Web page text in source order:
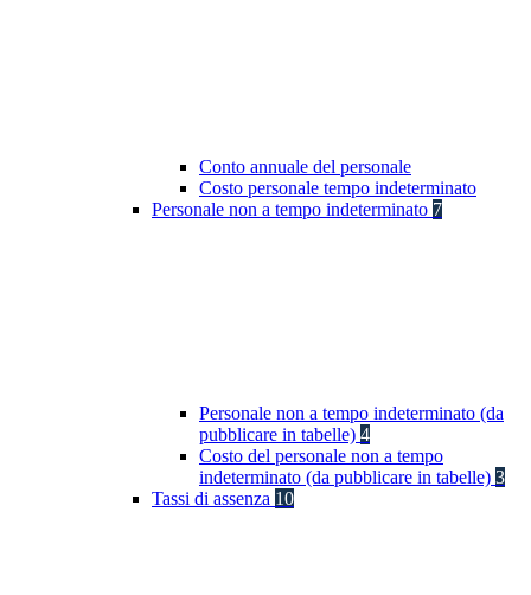
Conto annuale del personale
Costo personale tempo indeterminato
Personale non a tempo indeterminato 7
Personale non a tempo indeterminato (da
pubblicare in tabelle) 4
Costo del personale non a tempo
indeterminato (da pubblicare in tabelle) 3
Tassi di assenza 10